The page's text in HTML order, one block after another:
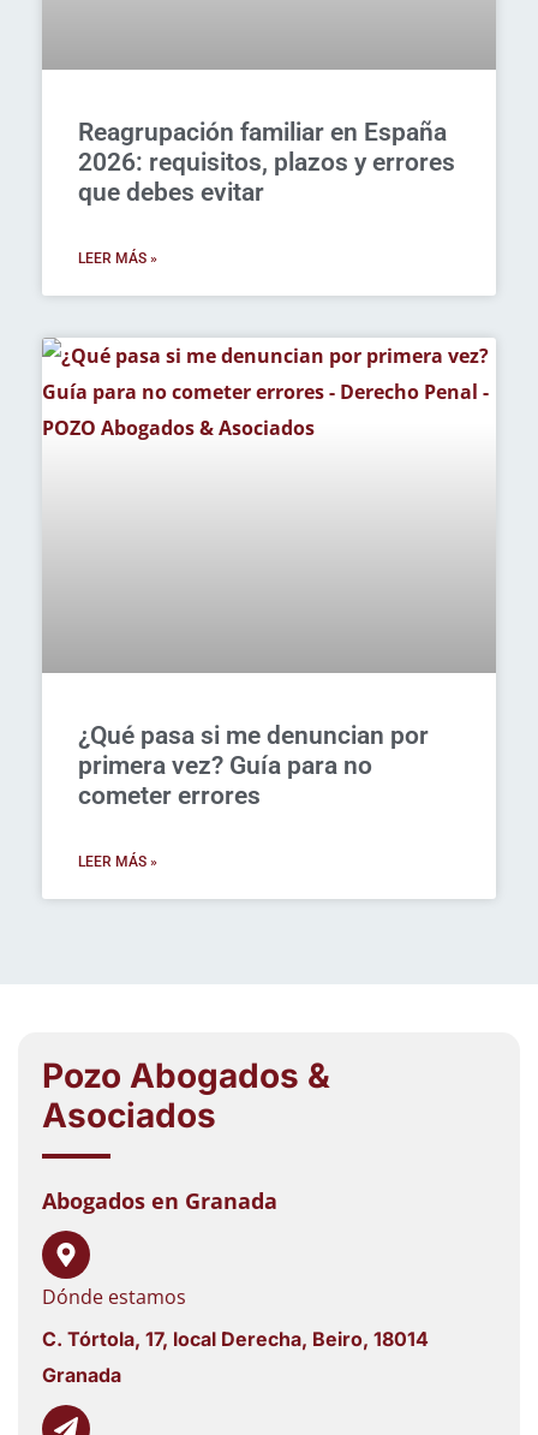
Reagrupación familiar en España
2026: requisitos, plazos y errores
que debes evitar
LEER MÁS »
¿Qué pasa si me denuncian por
primera vez? Guía para no
cometer errores
LEER MÁS »
Pozo Abogados &
Asociados
Abogados en Granada
Dónde estamos
C. Tórtola, 17, local Derecha, Beiro, 18014
Granada